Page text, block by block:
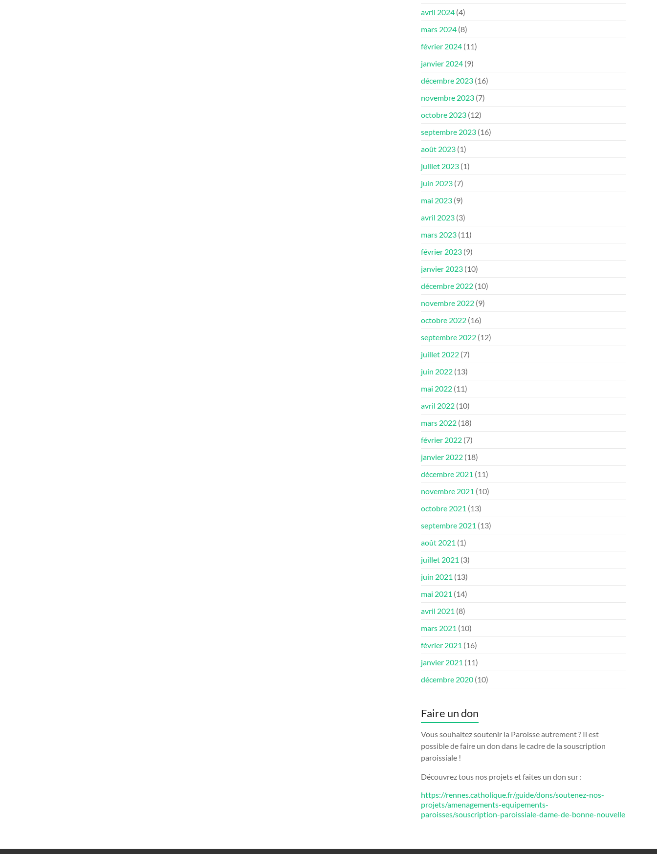
avril 2024 (4)
mars 2024 (8)
février 2024 (11)
janvier 2024 (9)
décembre 2023 (16)
novembre 2023 (7)
octobre 2023 (12)
septembre 2023 (16)
août 2023 (1)
juillet 2023 (1)
juin 2023 (7)
mai 2023 (9)
avril 2023 (3)
mars 2023 (11)
février 2023 (9)
janvier 2023 (10)
décembre 2022 (10)
novembre 2022 (9)
octobre 2022 (16)
septembre 2022 (12)
juillet 2022 (7)
juin 2022 (13)
mai 2022 (11)
avril 2022 (10)
mars 2022 (18)
février 2022 (7)
janvier 2022 (18)
décembre 2021 (11)
novembre 2021 (10)
octobre 2021 (13)
septembre 2021 (13)
août 2021 (1)
juillet 2021 (3)
juin 2021 (13)
mai 2021 (14)
avril 2021 (8)
mars 2021 (10)
février 2021 (16)
janvier 2021 (11)
décembre 2020 (10)
Faire un don
Vous souhaitez soutenir la Paroisse autrement ? Il est
possible de faire un don dans le cadre de la souscription
paroissiale !
Découvrez tous nos projets et faites un don sur :
https://rennes.catholique.fr/guide/dons/soutenez-nos-
projets/amenagements-equipements-
paroisses/souscription-paroissiale-dame-de-bonne-nouvelle